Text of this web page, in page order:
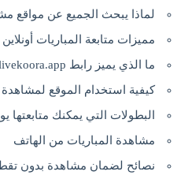
لماذا يبحث الجميع عن مواقع
مميزات متابعة المباريات أونلاين
ما الذي يميز رابط livekoora.app؟
كيفية استخدام الموقع لمشاهدة
البطولات التي يمكنك متابعتها
مشاهدة المباريات من الهاتف
نصائح لضمان مشاهدة بدون